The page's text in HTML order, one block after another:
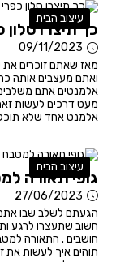
עיצוב הבית
כך תיצרו
09/11/2023
מאז שאתם זוכרים את
ואתם מעצבים אותה
אלמנטים אתם משלבים
מעט דרכים לעשות
אלמנט אחד שלא
עיצוב הבית
גופי תאורה
27/06/2023
הגעתם לשלב שבו
חשוב שתעצרו לרגע
חושבים . התאורה
תוהים איך לעשות את